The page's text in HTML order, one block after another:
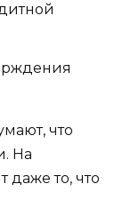
что
На
даже то, что